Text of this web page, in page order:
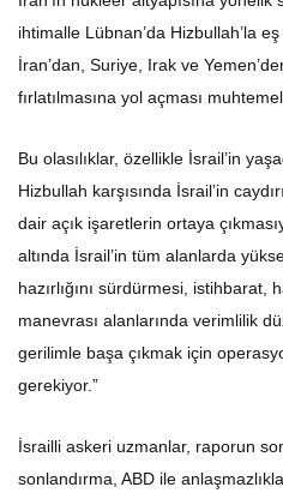
ihtimalle Lübnan’da Hizbullah’la
İran’dan, Suriye, Irak ve
fırlatılmasına yol açması muhtemel.
Bu olasılıklar, özellikle İsrail’in
Hizbullah karşısında İsrail’in
dair açık işaretlerin ortaya
altında İsrail’in tüm alanlarda
hazırlığını sürdürmesi, istihbarat,
manevrası alanlarında verimlilik
gerilimle başa çıkmak için
gerekiyor.”
İsrailli askeri uzmanlar, raporun
sonlandırma, ABD ile